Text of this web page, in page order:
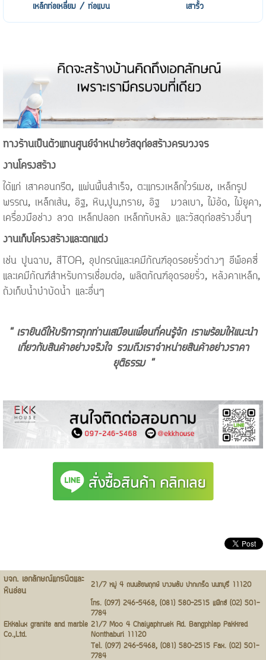
เหล็กท่อเหลี่ยม / ท่อแบน เสารั้ว
ทางร้านเป็นตัวแทนศูนย์จำหน่ายวัสดุก่อสร้างครบวงจร
งานโครงสร้าง
ได้แก่ เสาคอนกรีต, แผ่นพื้นสำเร็จ, ตะแกรงเหล็กไวร์เมช, เหล็กรูป
พรรณ, เหล็กเส้น, อิฐ, หิน,ปูน,ทราย, อิฐ มวลเบา, ไม้อัด, ไม้ยูคา,
เครื่องมือช่าง ลวด เหล็กปลอก เหล็กทับหลัง และวัสดุก่อสร้างอื่นๆ
งานเก็บโครงสร้างและตกแต่ง
เช่น ปูนฉาบ, สีTOA, อุปกรณ์และเคมีภัณฑ์อุดรอยรั่วต่างๆ อีพ็อคซี่
และเคมีภัณฑ์สำหรับการเชื่อมต่อ, ผลิตภัณฑ์อุดรอยรั่ว, หลังคาเหล็ก,
ถังเก็บน้ำบำบัดน้ำ และอื่นๆ
" เรายินดีให้บริการทุกท่านเสมือนเพื่อนที่คนรู้จัก เราพร้อมให้แนะนำ
เกี่ยวกับสินค้าอย่างจริงใจ รวมถึงเราจำหน่ายสินค้าอย่างราคา
ยุติธรรม "
บจก. เอกลักษณ์แกรนิตและ
หินอ่อน
21/7 หมู่ 4 ถนนชัยพฤกษ์ บางพลับ ปากเกร็ด นนทบุรี 11120
โทร. (097) 246-5468, (081) 580-2515 แฟ๊กซ์ (02) 501-
7784
Ekkalux granite and marble
Co.,Ltd.
21/7 Moo 4 Chaiyaphruek Rd. Bangphlap Pakkred
Nonthaburi 11120
Tel. (097) 246-5468, (081) 580-2515 Fax. (02) 501-
7784